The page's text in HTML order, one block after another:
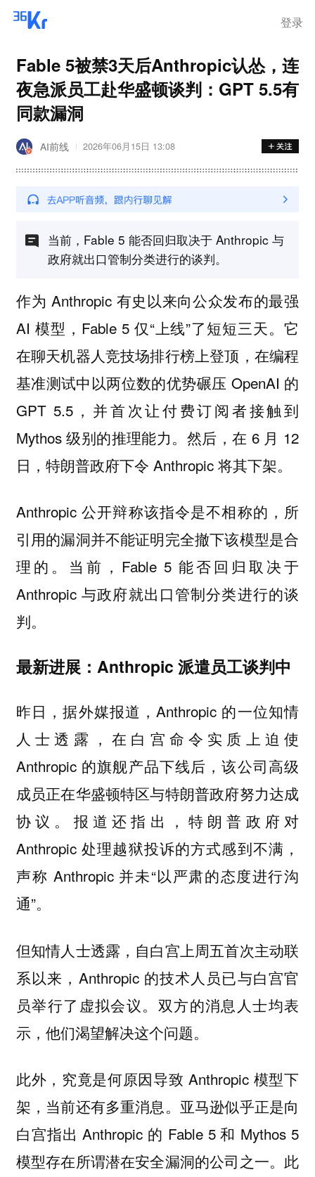
登录
Fable 5被禁3天后Anthropic认怂，连
夜急派员工赴华盛顿谈判：GPT 5.5有
同款漏洞
AI前线 2026年06月15日 13:08
当前，Fable 5 能否回归取决于 Anthropic 与
政府就出口管制分类进行的谈判。
作为 Anthropic 有史以来向公众发布的最强
AI 模型，Fable 5 仅“上线”了短短三天。它
在聊天机器人竞技场排行榜上登顶，在编程
基准测试中以两位数的优势碾压 OpenAI 的
GPT 5.5，并首次让付费订阅者接触到
Mythos 级别的推理能力。然后，在 6 月 12
日，特朗普政府下令 Anthropic 将其下架。
Anthropic 公开辩称该指令是不相称的，所
引用的漏洞并不能证明完全撤下该模型是合
理的。当前，Fable 5 能否回归取决于
Anthropic 与政府就出口管制分类进行的谈
判。
最新进展：Anthropic 派遣员工谈判中
昨日，据外媒报道，Anthropic 的一位知情
人士透露，在白宫命令实质上迫使
Anthropic 的旗舰产品下线后，该公司高级
成员正在华盛顿特区与特朗普政府努力达成
协议。报道还指出，特朗普政府对
Anthropic 处理越狱投诉的方式感到不满，
声称 Anthropic 并未“以严肃的态度进行沟
通”。
但知情人士透露，自白宫上周五首次主动联
系以来，Anthropic 的技术人员已与白宫官
员举行了虚拟会议。双方的消息人士均表
示，他们渴望解决这个问题。
此外，究竟是何原因导致 Anthropic 模型下
架，当前还有多重消息。亚马逊似乎正是向
白宫指出 Anthropic 的 Fable 5 和 Mythos 5
模型存在所谓潜在安全漏洞的公司之一。此